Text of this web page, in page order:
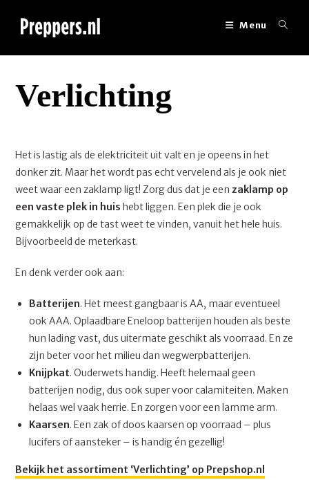
Menu
Verlichting
Het is lastig als de elektriciteit uit valt en je opeens in het
donker zit. Maar het wordt pas echt vervelend als je ook niet
weet waar een zaklamp ligt! Zorg dus dat je eenzaklamp op
een vaste plek in huis hebt liggen. Een plek die je ook
gemakkelijk op de tast weet te vinden, vanuit het hele huis.
Bijvoorbeeld de meterkast.
En denk verder ook aan:
Batterijen. Het meest gangbaar is AA, maar eventueel
ook AAA. Oplaadbare Eneloop batterijen houden als beste
hun lading vast, dus uitermate geschikt als voorraad. En ze
zijn beter voor het milieu dan wegwerpbatterijen.
Knijpkat. Ouderwets handig. Heeft helemaal geen
batterijen nodig, dus ook super voor calamiteiten. Maken
helaas wel vaak herrie. En zorgen voor een lamme arm.
Kaarsen. Een zak of doos kaarsen op voorraad – plus
lucifers of aansteker – is handig én gezellig!
Bekijk het assortiment ‘Verlichting’ op Prepshop.nl